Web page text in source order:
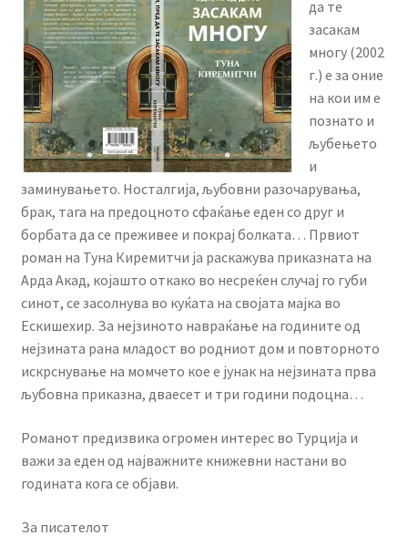
Промоции
Expand
child
menu
Литературен фестивал
Literary Agency
Expand
child
Корисничка сметка
child
да те
засакам
многу (2002
г.) е за оние
на кои им е
познато и
љубењето
и
заминувањето. Носталгија, љубовни разочарувања,
брак, тага на предоцното сфаќање еден со друг и
борбата да се преживее и покрај болката… Првиот
роман на Туна Киремитчи ја раскажува приказната на
Арда Акад, којашто откако во несреќен случај го губи
синот, се засолнува во куќата на својата мајка во
Ескишехир. За нејзиното навраќање на годините од
нејзината рана младост во родниот дом и повторното
искрснување на момчето кое е јунак на нејзината прва
љубовна приказна, дваесет и три години подоцна…
Романот предизвика огромен интерес во Турција и
важи за еден од најважните книжевни настани во
годината кога се објави.
За писателот